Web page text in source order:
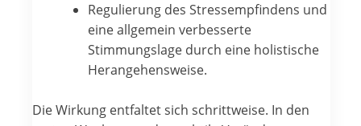
Regulierung des Stressempfindens und
eine allgemein verbesserte
Stimmungslage durch eine holistische
Herangehensweise.
Die Wirkung entfaltet sich schrittweise. In den